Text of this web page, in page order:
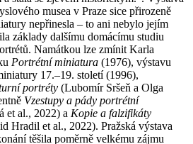
musea v Praze sice přirozeně
nepřinesla – to ani nebylo jejím
základy dalšímu domácímu studiu
Namátkou lze zmínit Karla
Portrétní miniatura (1976), výstavu
17.–19. století (1996),
portréty (Lubomír Sršeň a Olga
Vzestupy a pády portrétní
et al., 2022) a Kopie a falzifikáty
Hradil et al., 2022). Pražská výstava
těšila poměrně velkému zájmu